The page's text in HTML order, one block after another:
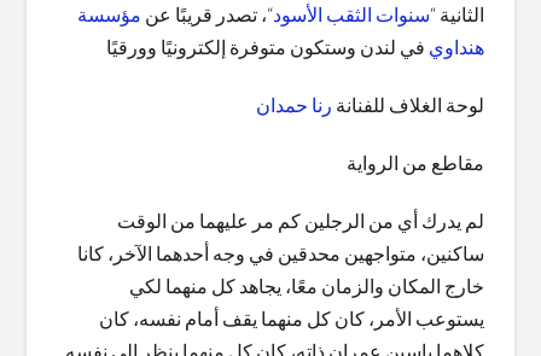
الثانية “سنوات الثقب الأسود“، تصدر قريبًا عن مؤسسة
هنداوي في لندن وستكون متوفرة إلكترونيًا وورقيًا
لوحة الغلاف للفنانة رنا حمدان
مقاطع من الرواية
لم يدرك أي من الرجلين كم مر عليهما من الوقت
ساكنين، متواجهين محدقين في وجه أحدهما الآخر، كانا
خارج المكان والزمان معًا، يجاهد كل منهما لكي
يستوعب الأمر، كان كل منهما يقف أمام نفسه، كان
كلاهما ياسين عمران ذاته، كان كل منهما ينظر إلى نفسه